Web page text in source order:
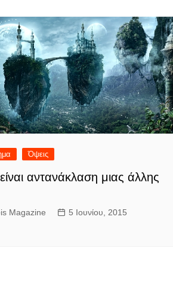
Όψεις
αντανάκλαση μιας άλλης
Magazine
5 Ιουνίου, 2015